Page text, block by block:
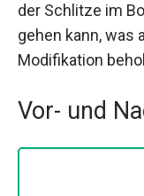
der Schlitze im
gehen kann, was
Modifikation
Vor- und